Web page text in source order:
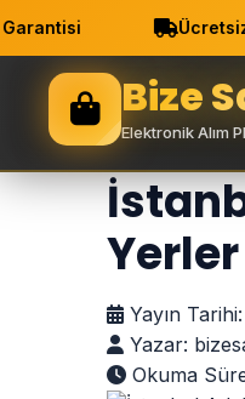
Ücretsiz
Bize
Elektronik Alım
Yerler
Yayın Tarihi:
Yazar:
Okuma